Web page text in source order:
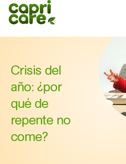
¿Por qué Capricare®?
Nuestros productos
Consejos para padres
Nuestras recetas
Crisis del
año: ¿por
qué de
repente no
come?